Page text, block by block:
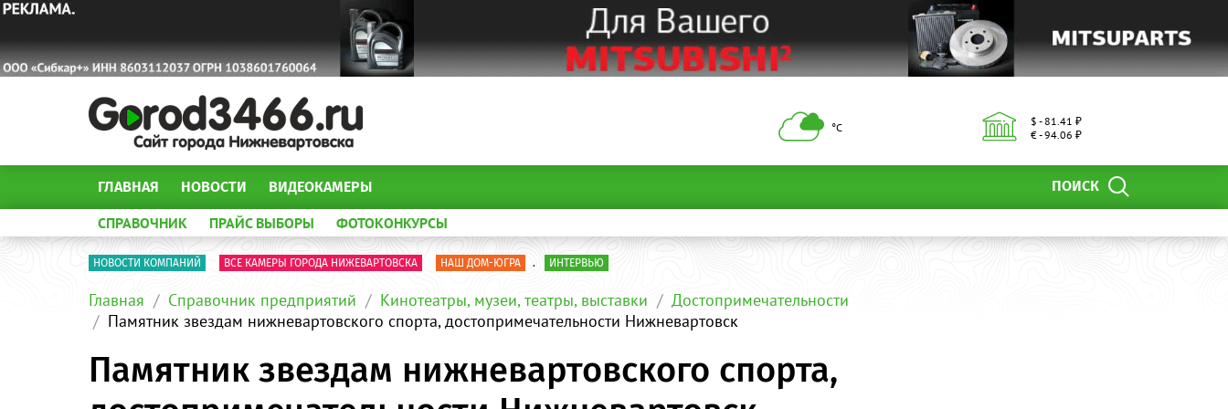
°С
$ - 81.41 ₽
€ - 94.06 ₽
ПОИСК
ГЛАВНАЯ НОВОСТИ ВИДЕОКАМЕРЫ
СПРАВОЧНИК ПРАЙС ВЫБОРЫ ФОТОКОНКУРСЫ
НОВОСТИ КОМПАНИЙ ВСЕ КАМЕРЫ ГОРОДА НИЖЕВАРТОВСКА НАШ ДОМ-ЮГРА . ИНТЕРВЬЮ
Главная Справочник предприятий Кинотеатры, музеи, театры, выставки
Достопримечательности
Памятник звездам нижневартовского спорта, достопримечательности Нижневартовск
Памятник звездам нижневартовского спорта,